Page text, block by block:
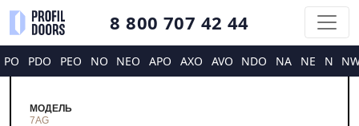
8 800 707 42 44
PO PDO PEO NO NEO APO AXO AVO NDO NA NE N
МОДЕЛЬ
7AG